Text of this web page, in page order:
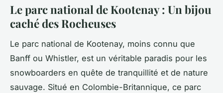
Le parc national de Kootenay : Un bijou
caché des Rocheuses
Le parc national de Kootenay, moins connu que
Banff ou Whistler, est un véritable paradis pour les
snowboarders en quête de tranquillité et de nature
sauvage. Situé en Colombie-Britannique, ce parc